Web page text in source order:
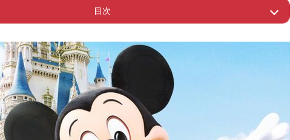
t
目次
ー フォロワー数320万人超えインフルエンサー
ー ディズニー場所の占有について